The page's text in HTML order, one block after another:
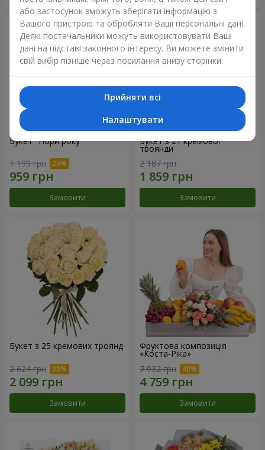
Букет "Пори року"
1 199 грн
Замовити
Букет з 21 кремової
троянди
2 187 грн
Замовити
Букет з 25 кремових троянд
2 624 грн
Замовити
Фруктова композиція
«Коста-Ріка»
7 932 грн
Замовити
або застосунок зможуть зберігати інформацію з
Вашого пристрою та обробляти Ваші персональні дані.
Деякі постачальники можуть використовувати Ваші
дані на підставі законного інтересу. Ви можете змінити
свій вибір пізніше через посилання внизу сторінки.
Прийняти всі
Налаштувати